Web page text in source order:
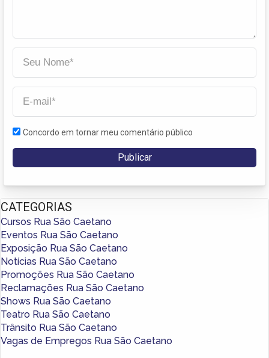
Concordo em tornar meu comentário público
CATEGORIAS
Cursos Rua São Caetano
Eventos Rua São Caetano
Exposição Rua São Caetano
Notícias Rua São Caetano
Promoções Rua São Caetano
Reclamações Rua São Caetano
Shows Rua São Caetano
Teatro Rua São Caetano
Trânsito Rua São Caetano
Vagas de Empregos Rua São Caetano